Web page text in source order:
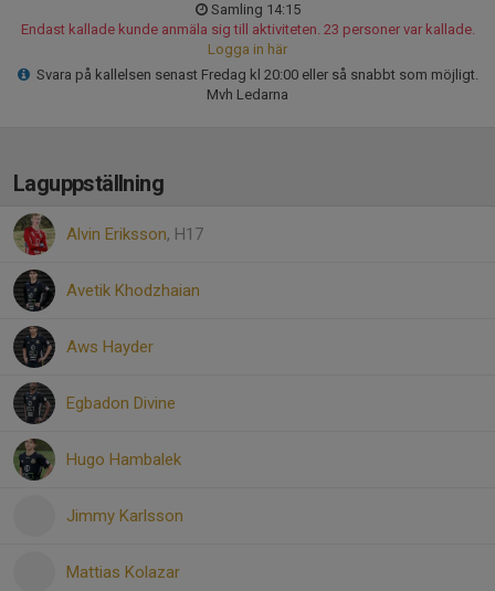
Samling 14:15
Endast kallade kunde anmäla sig till aktiviteten. 23 personer var kallade.
Logga in här
Svara på kallelsen senast Fredag kl 20:00 eller så snabbt som möjligt.
Mvh Ledarna
Laguppställning
Alvin Eriksson, H17
Avetik Khodzhaian
Aws Hayder
Egbadon Divine
Hugo Hambalek
Jimmy Karlsson
Mattias Kolazar